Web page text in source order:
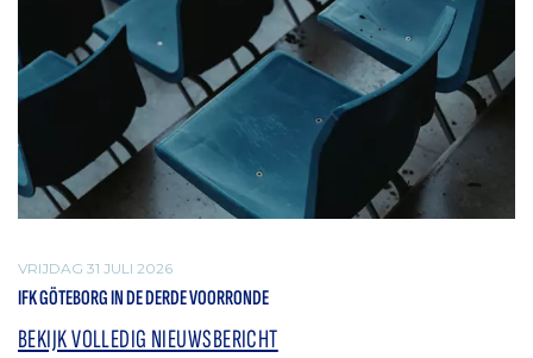
VRIJDAG 31 JULI 2026
IFK GÖTEBORG IN DE DERDE VOORRONDE
BEKIJK VOLLEDIG NIEUWSBERICHT